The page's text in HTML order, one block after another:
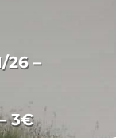
26 –
3€